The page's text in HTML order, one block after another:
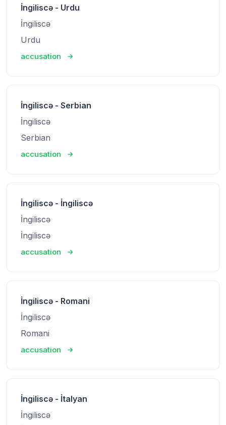
İngiliscə - Urdu
İngiliscə
Urdu
accusation
İngiliscə - Serbian
İngiliscə
Serbian
accusation
İngiliscə - İngiliscə
İngiliscə
İngiliscə
accusation
İngiliscə - Romani
İngiliscə
Romani
accusation
İngiliscə - İtalyan
İngiliscə